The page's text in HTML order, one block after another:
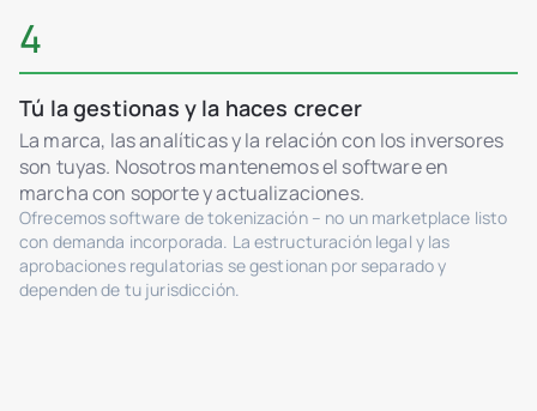
4
Tú la gestionas y la haces crecer
La marca, las analíticas y la relación con los inversores
son tuyas. Nosotros mantenemos el software en
marcha con soporte y actualizaciones.
Ofrecemos software de tokenización – no un marketplace listo
con demanda incorporada. La estructuración legal y las
aprobaciones regulatorias se gestionan por separado y
dependen de tu jurisdicción.